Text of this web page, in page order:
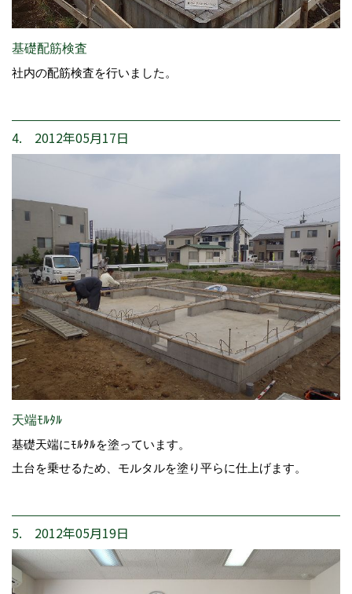
基礎配筋検査
社内の配筋検査を行いました。
4. 2012年05月17日
天端ﾓﾙﾀﾙ
基礎天端にﾓﾙﾀﾙを塗っています。
土台を乗せるため、モルタルを塗り平らに仕上げます。
5. 2012年05月19日